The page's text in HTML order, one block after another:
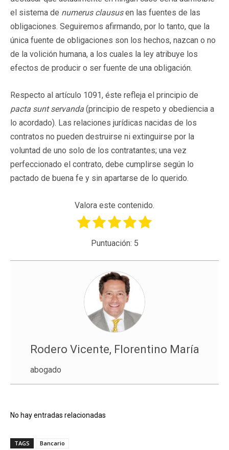
el sistema de numerus claususen las fuentes de las
obligaciones. Seguiremos afirmando, por lo tanto, que la
única fuente de obligaciones son los hechos, nazcan o no
de la volición humana, a los cuales la ley atribuye los
efectos de producir o ser fuente de una obligación.
Respecto al artículo 1091, éste refleja el principio de
pacta sunt servanda (principio de respeto y obediencia a
lo acordado). Las relaciones jurídicas nacidas de los
contratos no pueden destruirse ni extinguirse por la
voluntad de uno solo de los contratantes; una vez
perfeccionado el contrato, debe cumplirse según lo
pactado de buena fe y sin apartarse de lo querido.
Valora este contenido.
Puntuación: 5
Rodero Vicente, Florentino María
abogado
No hay entradas relacionadas
TAGS Bancario